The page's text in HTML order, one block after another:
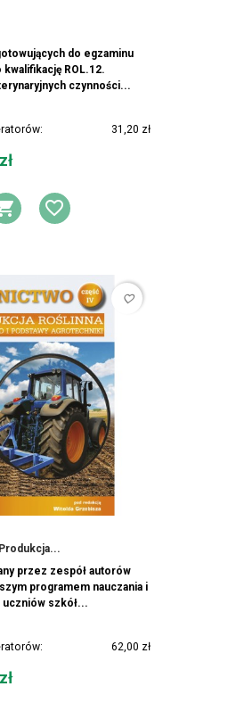
do egzaminu
ROL.12.
czynności...
31,20 zł
DODAJ DO
DODAJ DO
favorite_border
przez zespół autorów
programem nauczania i
szkół...
62,00 zł